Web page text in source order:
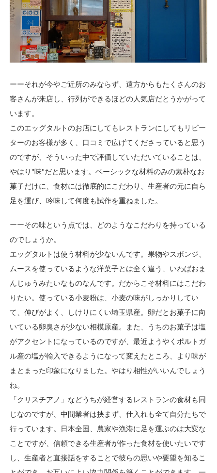
ーーそれが今やご近所のみならず、遠方からもたくさんのお
客さんが来店し、行列ができるほどの人気店だとうかがって
います。
このエッグタルトのお店にしてもレストランにしてもリピー
ターのお客様が多く、口コミで広げてくださっていると思う
のですが、そういった中で評価していただいていることは、
やはり"味"だと思います。ベーシックな材料のみの素朴なお
菓子だけに、食材には徹底的にこだわり、生産者の元に自ら
足を運び、吟味して何度も試作を重ねました。
ーーその味という点では、どのようなこだわりを持っている
のでしょうか。
エッグタルトは使う材料が少ないんです。果物やスポンジ、
ムースを使っているような洋菓子とは全く違う、いわばおま
んじゅうみたいなものなんです。だからこそ材料にはこだわ
りたい。使っている小麦粉は、小麦の味がしっかりしてい
て、伸びがよく、しけりにくい埼玉県産。卵だとお菓子に向
いている卵臭さが少ない相模原産。また、うちのお菓子は塩
がアクセントになっているのですが、最近ようやくポルトガ
ル産の塩が輸入できるようになって変えたところ、より味が
まとまった印象になりました。やはり相性がいいんでしょう
ね。
「クリスチアノ」などうちが経営するレストランの食材も同
じなのですが、中間業者は挟まず、仕入れも全て自分たちで
行っています。日本全国、農家や漁港に足を運ぶのは大変な
ことですが、信頼できる生産者が作った食材を使いたいです
し、生産者と直接話をすることで彼らの思いや要望を知るこ